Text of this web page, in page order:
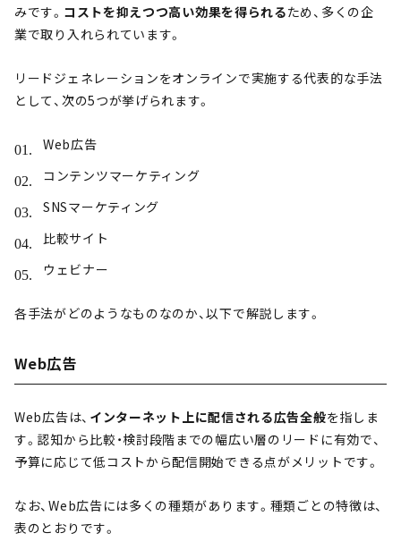
みです。 コストを抑えつつ高い効果を得られるため、多くの企
業で取り入れられています。
リードジェネレーションをオンラインで実施する代表的な手法
として、次の5つが挙げられます。
Web広告
コンテンツマーケティング
SNSマーケティング
比較サイト
ウェビナー
各手法がどのようなものなのか、以下で解説します。
Web広告
Web広告は、 インターネット上に配信される広告全般を指しま
す。認知から比較・検討段階までの幅広い層のリードに有効で、
予算に応じて低コストから配信開始できる点がメリットです。
なお、Web広告には多くの種類があります。種類ごとの特徴は、
表のとおりです。